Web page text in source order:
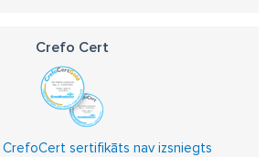
Crefo Cert
CrefoCert sertifikāts nav izsniegts